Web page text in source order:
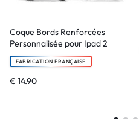
Coque Bords Renforcées
Personnalisée pour Ipad 2
FABRICATION FRANÇAISE
€14.90